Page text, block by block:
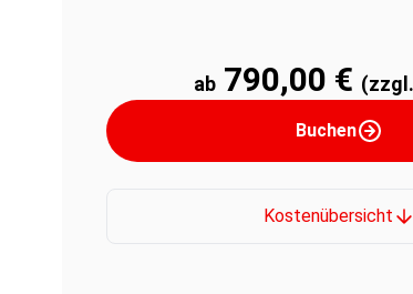
ab 790,00 €
Buchen
Kostenübersicht